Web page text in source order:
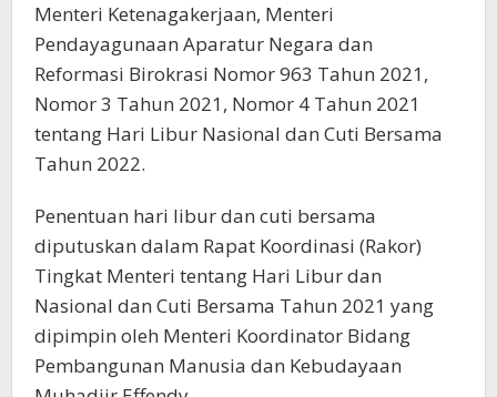
Menteri Ketenagakerjaan, Menteri
Pendayagunaan Aparatur Negara dan
Reformasi Birokrasi Nomor 963 Tahun 2021,
Nomor 3 Tahun 2021, Nomor 4 Tahun 2021
tentang Hari Libur Nasional dan Cuti Bersama
Tahun 2022.
Penentuan hari libur dan cuti bersama
diputuskan dalam Rapat Koordinasi (Rakor)
Tingkat Menteri tentang Hari Libur dan
Nasional dan Cuti Bersama Tahun 2021 yang
dipimpin oleh Menteri Koordinator Bidang
Pembangunan Manusia dan Kebudayaan